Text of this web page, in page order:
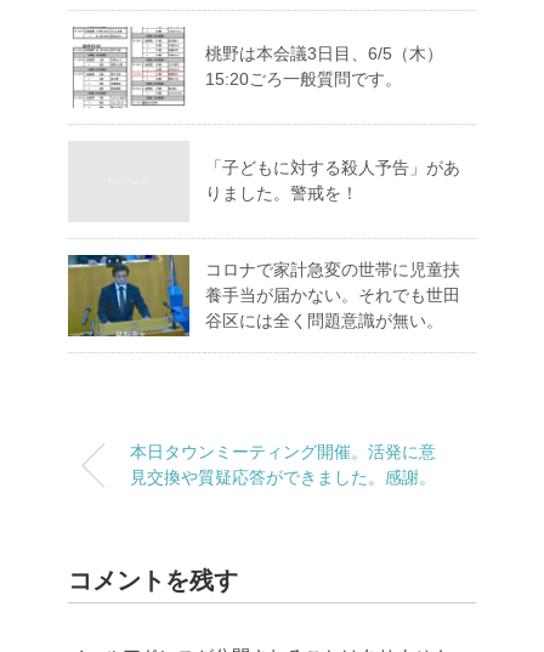
桃野は本会議3日目、6/5（木）
15:20ごろ一般質問です。
「子どもに対する殺人予告」があ
りました。警戒を！
コロナで家計急変の世帯に児童扶
養手当が届かない。それでも世田
谷区には全く問題意識が無い。
本日タウンミーティング開催。活発に意
見交換や質疑応答ができました。感謝。
コメントを残す